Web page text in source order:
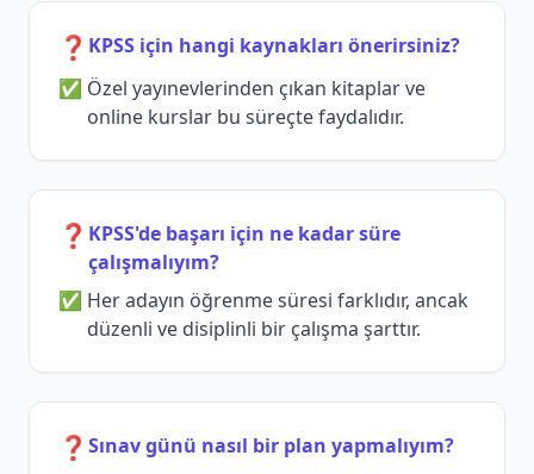
❓ KPSS için hangi kaynakları önerirsiniz?
Özel yayınevlerinden çıkan kitaplar ve
online kurslar bu süreçte faydalıdır.
❓ KPSS'de başarı için ne kadar süre
çalışmalıyım?
Her adayın öğrenme süresi farklıdır, ancak
düzenli ve disiplinli bir çalışma şarttır.
❓ Sınav günü nasıl bir plan yapmalıyım?